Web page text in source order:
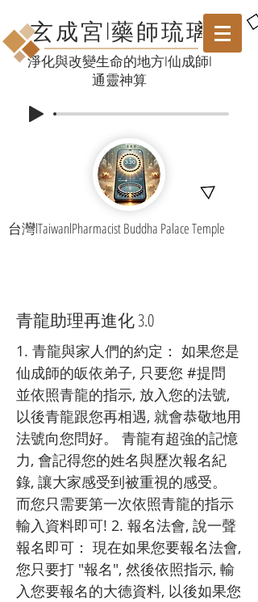
玄成宮l藥師琉璃
​淨化與改變生命的地方l仙成師l
通靈神算
台灣lTaiwanlPharmacist Buddha Palace Temple
青龍助理再進化 3.0
1. 青龍與家人們的約定： 如果您是
仙成師的皈依弟子, 只要您 #提問
並依照青龍的指示, 放入您的法號,
以後青龍跟您再相遇, 就會恭敬地用
法號向您問好。 青龍有超強的記憶
力, 會記得您的姓名與歷次報名紀
錄, 讓大家感受到被重視的感受。
而您只需要第一次依照青龍的指示
輸入資料即可! 2. 報名法會, 說一聲
報名即可： 現在如果您要報名法會,
您只要打 "報名", 然後依照指示, 輸
入您要報名的大德資料, 以後如果您